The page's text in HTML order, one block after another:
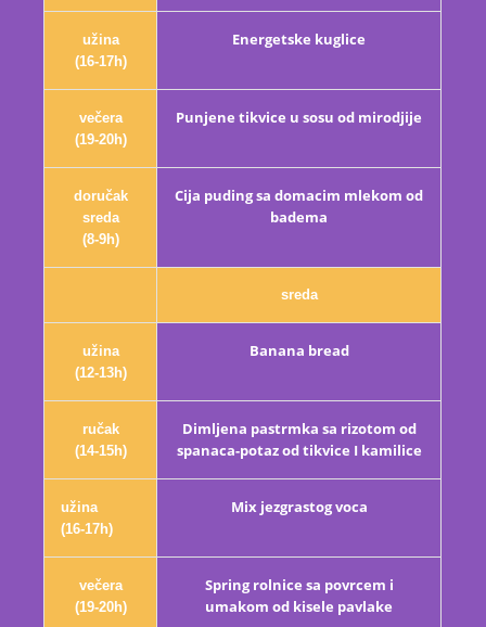
užina
(16-17h)
Energetske kuglice
večera
(19-20h)
Punjene tikvice u sosu od mirodjije
doručak
sreda
(8-9h)
Cija puding sa domacim mlekom od
badema
sreda
užina
(12-13h)
Banana bread
ručak
(14-15h)
Dimljena pastrmka sa rizotom od
spanaca-potaz od tikvice I kamilice
užina
(16-17h)
Mix jezgrastog voca
večera
(19-20h)
Spring rolnice sa povrcem i
umakom od kisele pavlake